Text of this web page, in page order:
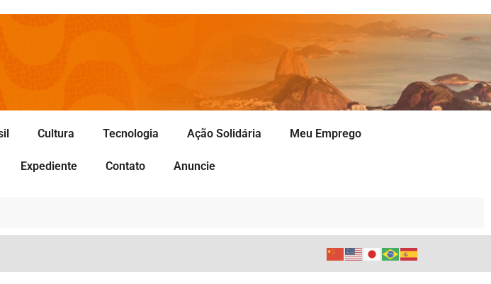
Cultura Tecnologia Ação Solidária Meu Emprego
Expediente Contato Anuncie